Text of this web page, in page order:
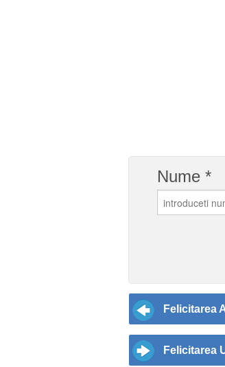
Nume *
Felicitarea
Felicitarea